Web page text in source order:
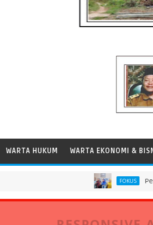
WARTA HUKUM WARTA EKONOMI &
FOKUS Peningkatan